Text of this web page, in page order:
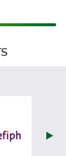
du travail
visiter les